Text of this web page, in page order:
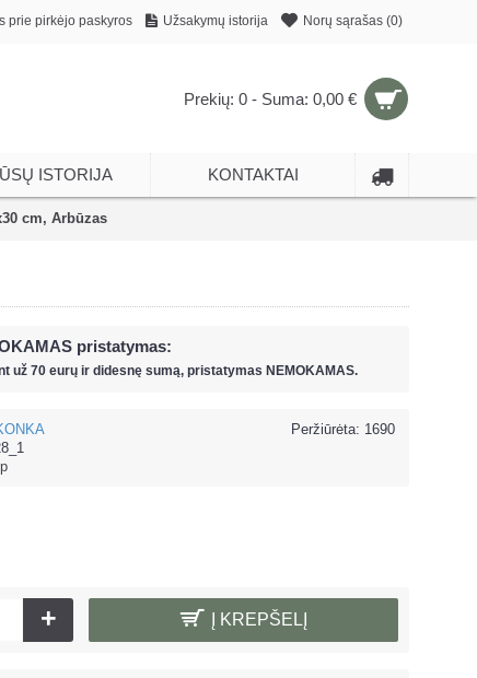
prie pirkėjo paskyros Užsakymų istorija Norų sąrašas (0)
Prekių: 0 - Suma: 0,00 €
ISTORIJA KONTAKTAI
cm, Arbūzas
pristatymas:
už 70 eurų ir didesnę sumą, pristatymas NEMOKAMAS.
Peržiūrėta: 1690
+ Į KREPŠELĮ